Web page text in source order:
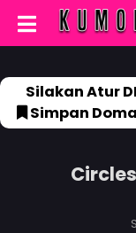
Silakan Atur
Simpan